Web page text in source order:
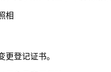
相
更登记证书。